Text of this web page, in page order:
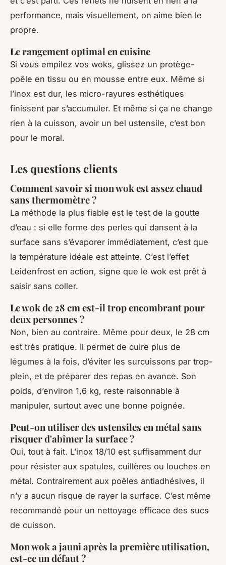
performance, mais visuellement, on aime bien le
propre.
Le rangement optimal en cuisine
Si vous empilez vos woks, glissez un protège-
poêle en tissu ou en mousse entre eux. Même si
l’inox est dur, les micro-rayures esthétiques
finissent par s’accumuler. Et même si ça ne change
rien à la cuisson, avoir un bel ustensile, c’est bon
pour le moral.
Les questions clients
Comment savoir si mon wok est assez chaud
sans thermomètre ?
La méthode la plus fiable est le test de la goutte
d’eau : si elle forme des perles qui dansent à la
surface sans s’évaporer immédiatement, c’est que
la température idéale est atteinte. C’est l’effet
Leidenfrost en action, signe que le wok est prêt à
saisir sans coller.
Le wok de 28 cm est-il trop encombrant pour
deux personnes ?
Non, bien au contraire. Même pour deux, le 28 cm
est très pratique. Il permet de cuire plus de
légumes à la fois, d’éviter les surcuissons par trop-
plein, et de préparer des repas en avance. Son
poids, d’environ 1,6 kg, reste raisonnable à
manipuler, surtout avec une bonne poignée.
Peut-on utiliser des ustensiles en métal sans
risquer d'abîmer la surface ?
Oui, tout à fait. L’inox 18/10 est suffisamment dur
pour résister aux spatules, cuillères ou louches en
métal. Contrairement aux poêles antiadhésives, il
n’y a aucun risque de rayer la surface. C’est même
recommandé pour un nettoyage efficace des sucs
de cuisson.
Mon wok a jauni après la première utilisation,
est-ce un défaut ?